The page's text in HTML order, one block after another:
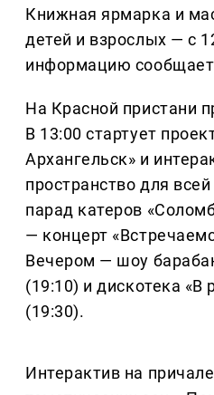
Книжная ярмарка и
детей и взрослых — с
информацию сообщает
На Красной пристани
В 13:00 стартует
Архангельск» и
пространство для
парад катеров
— концерт
Вечером — шоу
(19:10) и дискотека «В
(19:30).
Интерактив на